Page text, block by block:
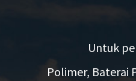
Untuk
Polimer, Baterai